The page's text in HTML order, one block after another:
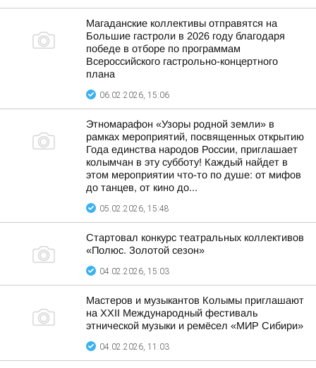
Магаданские коллективы отправятся на
Большие гастроли в 2026 году благодаря
победе в отборе по программам
Всероссийского гастрольно-концертного
плана
06.02.2026, 15:06
Этномарафон «Узоры родной земли» в
рамках мероприятий, посвященных открытию
Года единства народов России, приглашает
колымчан в эту субботу! Каждый найдет в
этом мероприятии что-то по душе: от мифов
до танцев, от кино до...
05.02.2026, 15:48
Стартовал конкурс театральных коллективов
«Полюс. Золотой сезон»
04.02.2026, 15:03
Мастеров и музыкантов Колымы приглашают
на XXII Международный фестиваль
этнической музыки и ремёсел «МИР Сибири»
04.02.2026, 11:03